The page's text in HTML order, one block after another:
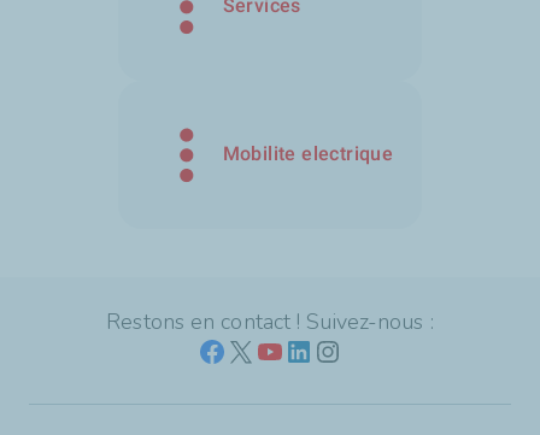
Services
Mobilite electrique
Restons en contact ! Suivez-nous :